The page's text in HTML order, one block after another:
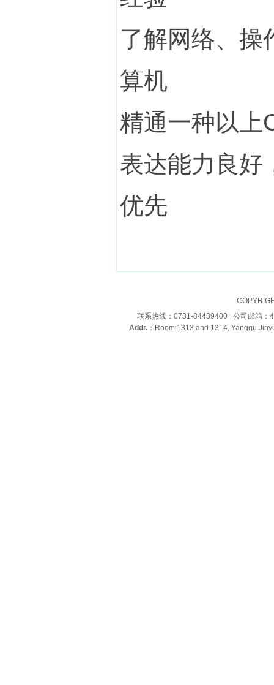
了解网络、操
算机
精通一种以上
表达能力良好
优先
联系热线：0731-84439400 公司邮箱
Addr.：Room 1313 and 1314, Yanggu